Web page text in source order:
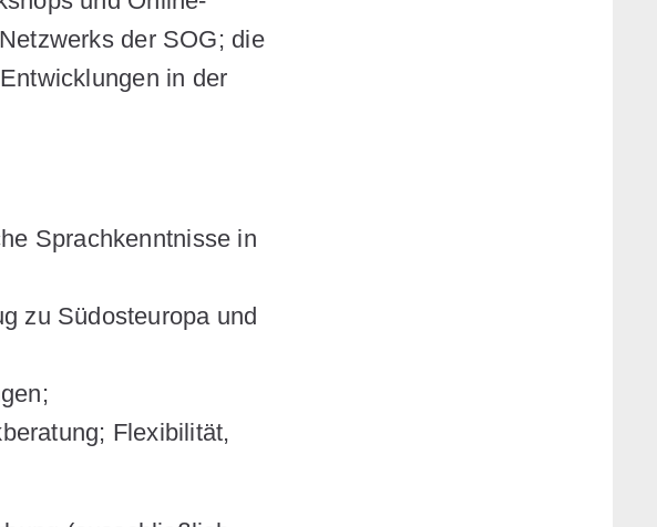
der SOG; die
in der
Sprachkenntnisse in
zu Südosteuropa und
Flexibilität,